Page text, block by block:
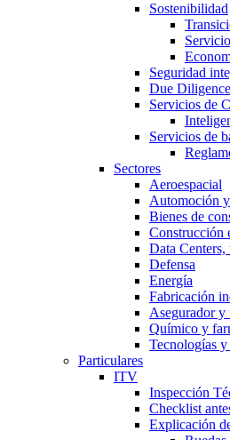
Sostenibilidad
Seguridad
Due Diligence
Servicios de
Servicios de
Sectores
Aeroespacial
Automoción
Bienes de
Construcción
Data
Defensa
Energía
Fabricación
Asegurador y
Químico y
Tecnologías
Particulares
ITV
Inspección
Checklist
Explicación